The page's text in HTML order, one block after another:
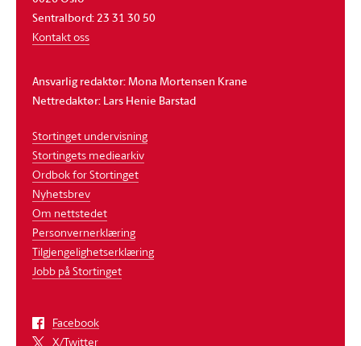
Sentralbord: 23 31 30 50
Kontakt oss
Ansvarlig redaktør: Mona Mortensen Krane
Nettredaktør: Lars Henie Barstad
Stortinget undervisning
Stortingets mediearkiv
Ordbok for Stortinget
Nyhetsbrev
Om nettstedet
Personvernerklæring
Tilgjengelighetserklæring
Jobb på Stortinget
Facebook
X/Twitter